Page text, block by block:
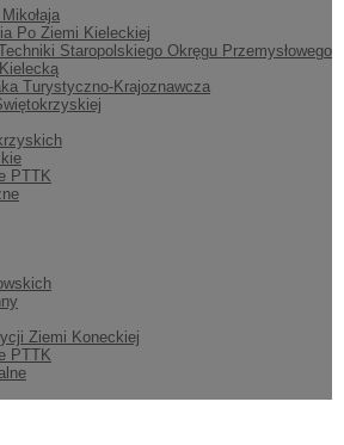
Po Ziemi Kieleckiej
Staropolskiego Okręgu Przemysłowego
Turystyczno-Krajoznawcza
PTTK
Ziemi Koneckiej
PTTK